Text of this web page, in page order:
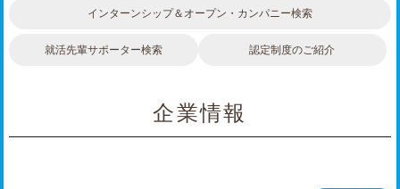
インターンシップ＆ オープン・カンパニー検索
就活先輩サポーター検索 認定制度のご紹介
企業情報